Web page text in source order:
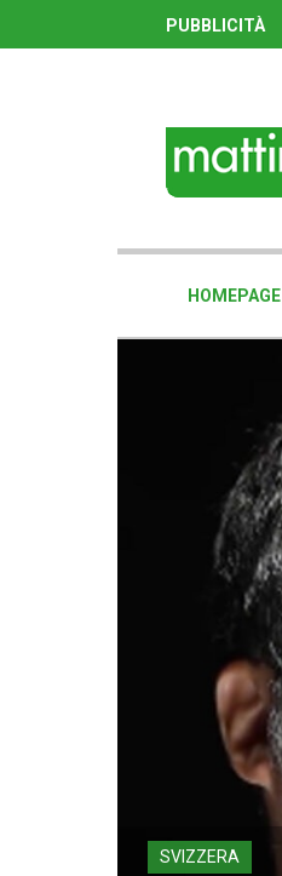
PUBBLICITÀ
HOMEPAGE
SVIZZERA